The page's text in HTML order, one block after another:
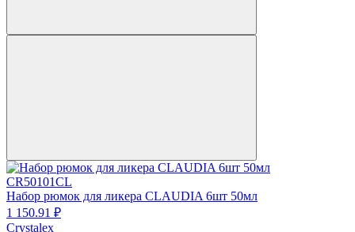
CR50101CL
Набор рюмок для ликера CLAUDIA 6шт 50мл
1 150.91 ₽
Crystalex